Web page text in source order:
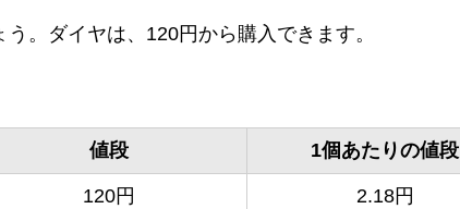
。ダイヤは、120円から購入できます。
値段 1個あたりの値段
120円 2.18円